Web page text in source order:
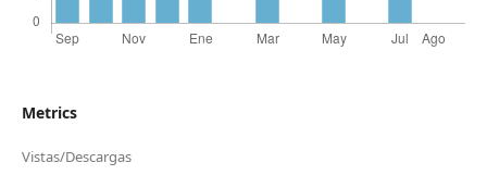
Metrics
Vistas/Descargas